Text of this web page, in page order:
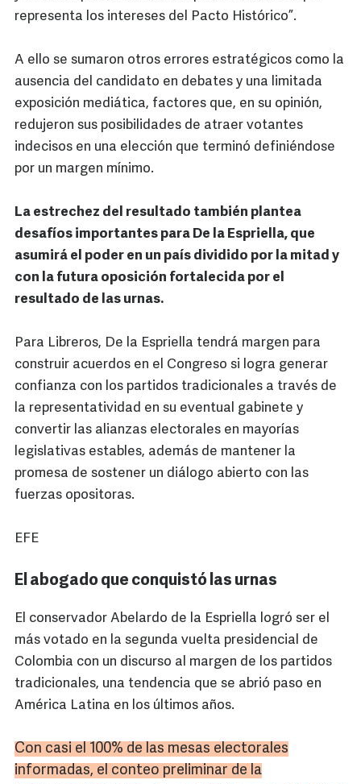
representa los intereses del Pacto Histórico”.
A ello se sumaron otros errores estratégicos como la
ausencia del candidato en debates y una limitada
exposición mediática, factores que, en su opinión,
redujeron sus posibilidades de atraer votantes
indecisos en una elección que terminó definiéndose
por un margen mínimo.
La estrechez del resultado también plantea
desafíos importantes para De la Espriella, que
asumirá el poder en un país dividido por la mitad y
con la futura oposición fortalecida por el
resultado de las urnas.
Para Libreros, De la Espriella tendrá margen para
construir acuerdos en el Congreso si logra generar
confianza con los partidos tradicionales a través de
la representatividad en su eventual gabinete y
convertir las alianzas electorales en mayorías
legislativas estables, además de mantener la
promesa de sostener un diálogo abierto con las
fuerzas opositoras.
EFE
El abogado que conquistó las urnas
El conservador Abelardo de la Espriella logró ser el
más votado en la segunda vuelta presidencial de
Colombia con un discurso al margen de los partidos
tradicionales, una tendencia que se abrió paso en
América Latina en los últimos años.
Con casi el 100% de las mesas electorales
informadas, el conteo preliminar de la